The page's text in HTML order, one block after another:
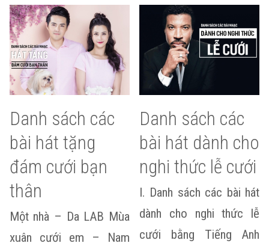
Danh sách các
bài hát tặng
đám cưới bạn
thân
Một nhà – Da LAB Mùa
xuân cưới em – Nam
Danh sách các
bài hát dành cho
nghi thức lễ cưới
I. Danh sách các bài hát
dành cho nghi thức lễ
cưới bằng Tiếng Anh